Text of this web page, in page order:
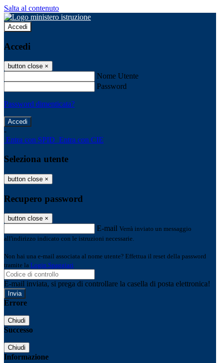
Salta al contenuto
Accedi
Accedi
button close ×
Nome Utente
Password
Password dimenticata?
-
Entra con SPID Entra con CIE
Seleziona utente
button close ×
Recupero password
button close ×
E-mail Verrà inviato un messaggio
all'indirizzo indicato con le istruzioni necessarie.
Non hai una e-mail associata al nome utente? Effettua il reset della password
tramite la Login Spaggiari
E-mail inviata, si prega di controllare la casella di posta elettronica!
Errore
Chiudi
Successo
Chiudi
Informazione